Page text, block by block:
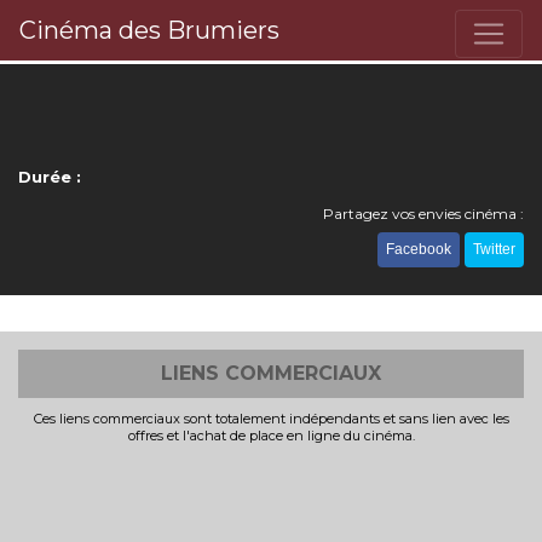
Cinéma des Brumiers
Durée :
Partagez vos envies cinéma :
Facebook Twitter
LIENS COMMERCIAUX
Ces liens commerciaux sont totalement indépendants et sans lien avec les
offres et l'achat de place en ligne du cinéma.